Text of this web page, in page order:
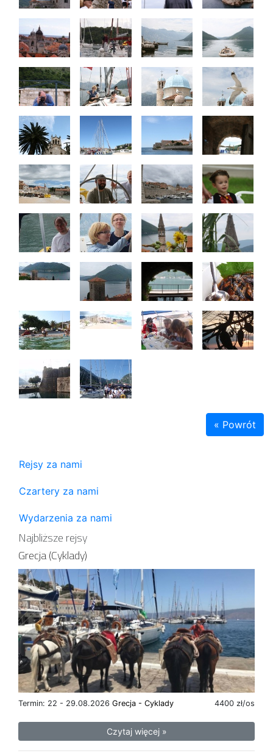
« Powrót
Rejsy za nami
Czartery za nami
Wydarzenia za nami
Najbliższe rejsy
Grecja (Cyklady)
Termin: 22 - 29.08.2026 4400 zł/os
Grecja - Cyklady
Czytaj więcej »